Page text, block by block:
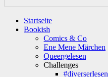
Startseite
Bookish
Comics & Co
Ene Mene Märchen
Queergelesen
Challenges
#diverserlesen